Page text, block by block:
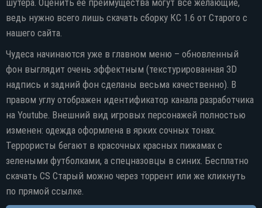
шутера. Оценить ее преимущества могут все желающие,
ведь нужно всего лишь скачать сборку КС 1.6 от Старого с
нашего сайта.
Чудеса начинаются уже в главном меню – обновленный
фон выглядит очень эффектным (текстурированная 3D
надпись и задний фон сделаны весьма качественно). В
правом углу отображен идентификатор канала разработчика
на Youtube. Внешний вид игровых персонажей полностью
изменен: одежда оформлена в ярких сочных тонах.
Террористы бегают в красочных красных пижамах с
зелеными футболками, а спецназовцы в синих. Бесплатно
скачать CS Старый можно через торрент или же кликнуть
по прямой ссылке.